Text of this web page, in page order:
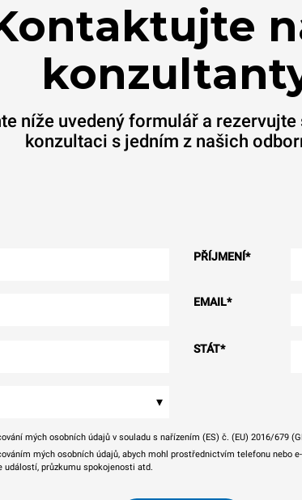
níže uvedený formulář a rezervujte
konzultaci s jedním z našich
PŘÍJMENÍ*
EMAIL*
STÁT*
▾
mých osobních údajů v souladu s nařízením (ES) č. (EU) 2016/679
mých osobních údajů, abych mohl prostřednictvím telefonu nebo
událostí, průzkumu spokojenosti atd.